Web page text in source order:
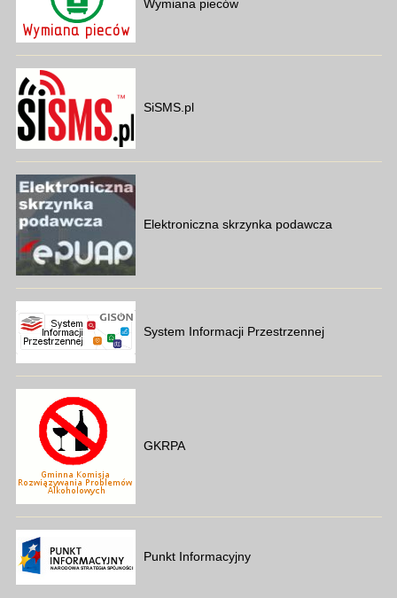
Wymiana pieców
SiSMS.pl
Elektroniczna skrzynka podawcza
System Informacji Przestrzennej
GKRPA
Punkt Informacyjny